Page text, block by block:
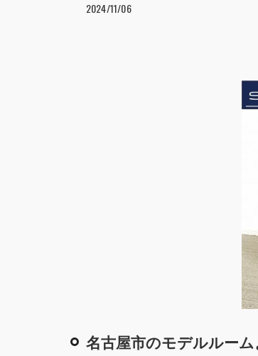
2024/11/06
名古屋市のモデルルーム